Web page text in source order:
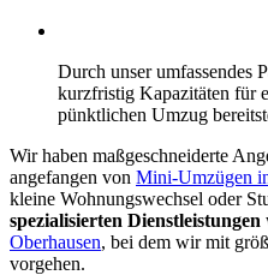
Durch unser umfassendes
kurzfristig Kapazitäten für
pünktlichen Umzug
Wir haben maßgeschneiderte
angefangen von Mini-Umzügen
kleine Wohnungswechsel oder
spezialisierten Dienstleistungen
Oberhausen, bei dem wir mit
vorgehen.